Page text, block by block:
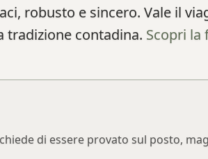
robusto e sincero. Vale il
tradizione contadina. Scopri la
di essere provato sul posto,